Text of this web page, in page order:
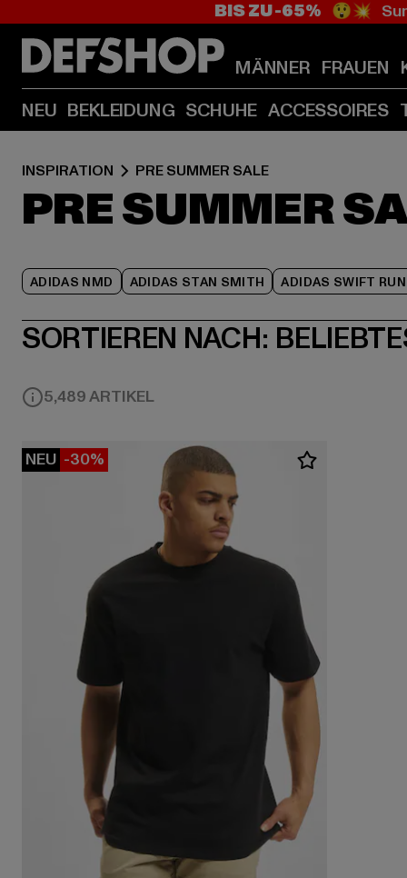
BIS ZU -65% 😲💥
MÄNNER FRAUEN
NEU BEKLEIDUNG SCHUHE ACCESSOIRES
INSPIRATION PRE SUMMER SALE
PRE SUMMER
ADIDAS NMD ADIDAS STAN SMITH ADIDAS SWIFT RUN
SORTIEREN NACH:
5,489 ARTIKEL
NEU -30%